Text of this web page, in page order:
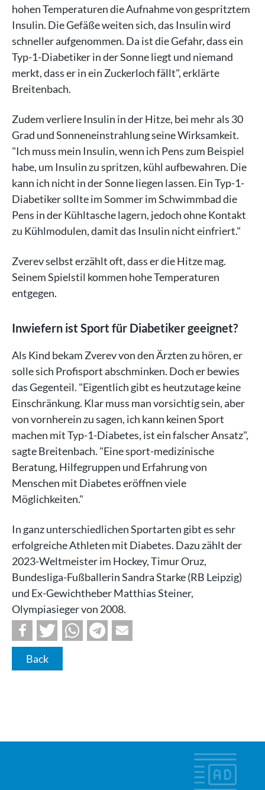
hohen Temperaturen die Aufnahme von gespritztem
Insulin. Die Gefäße weiten sich, das Insulin wird
schneller aufgenommen. Da ist die Gefahr, dass ein
Typ-1-Diabetiker in der Sonne liegt und niemand
merkt, dass er in ein Zuckerloch fällt", erklärte
Breitenbach.
Zudem verliere Insulin in der Hitze, bei mehr als 30
Grad und Sonneneinstrahlung seine Wirksamkeit.
"Ich muss mein Insulin, wenn ich Pens zum Beispiel
habe, um Insulin zu spritzen, kühl aufbewahren. Die
kann ich nicht in der Sonne liegen lassen. Ein Typ-1-
Diabetiker sollte im Sommer im Schwimmbad die
Pens in der Kühltasche lagern, jedoch ohne Kontakt
zu Kühlmodulen, damit das Insulin nicht einfriert."
Zverev selbst erzählt oft, dass er die Hitze mag.
Seinem Spielstil kommen hohe Temperaturen
entgegen.
Inwiefern ist Sport für Diabetiker geeignet?
Als Kind bekam Zverev von den Ärzten zu hören, er
solle sich Profisport abschminken. Doch er bewies
das Gegenteil. "Eigentlich gibt es heutzutage keine
Einschränkung. Klar muss man vorsichtig sein, aber
von vornherein zu sagen, ich kann keinen Sport
machen mit Typ-1-Diabetes, ist ein falscher Ansatz",
sagte Breitenbach. "Eine sport-medizinische
Beratung, Hilfegruppen und Erfahrung von
Menschen mit Diabetes eröffnen viele
Möglichkeiten."
In ganz unterschiedlichen Sportarten gibt es sehr
erfolgreiche Athleten mit Diabetes. Dazu zählt der
2023-Weltmeister im Hockey, Timur Oruz,
Bundesliga-Fußballerin Sandra Starke (RB Leipzig)
und Ex-Gewichtheber Matthias Steiner,
Olympiasieger von 2008.
Back